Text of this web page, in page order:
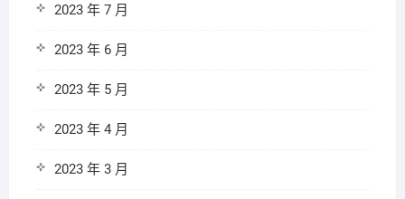
2023 年 7 月
2023 年 6 月
2023 年 5 月
2023 年 4 月
2023 年 3 月